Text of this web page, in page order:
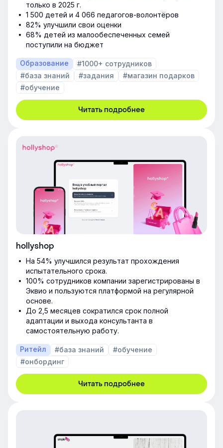
только в 2025 г.
1 500 детей и 4 066 педагогов-волонтёров
82% улучшили свои оценки
68% детей из малообеспеченных семей
поступили на бюджет
Образование
#1000+ сотрудников
#база знаний
#задания
#магазин подарков
#обучение
Читать подробнее
hollyshop
На 54% улучшился результат прохождения
испытательного срока.
100% сотрудников компании зарегистрированы в
Эквио и пользуются платформой на регулярной
основе.
До 2,5 месяцев сократился срок полной
адаптации и выхода консультанта в
самостоятельную работу.
Ритейл #база знаний
#обучение
#онбординг
Читать подробнее